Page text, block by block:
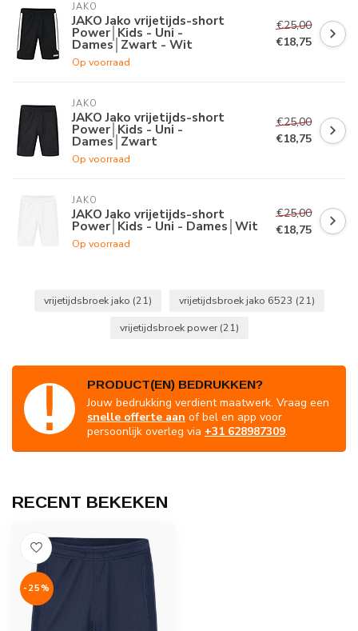
JAKO
JAKO Jako vrijetijds-short
Power│Kids - Uni -
Dames│Zwart - Wit
Op voorraad
€25,00
€18,75
JAKO
JAKO Jako vrijetijds-short
Power│Kids - Uni -
Dames│Zwart
Op voorraad
€25,00
€18,75
JAKO
JAKO Jako vrijetijds-short
Power│Kids - Uni - Dames│Wit
Op voorraad
€25,00
€18,75
vrijetijdsbroek jako (21) vrijetijdsbroek jako 6523 (21)
vrijetijdsbroek power (21)
PRODUCT(EN) BEDRUKKEN?
Jouw bedrukking verdient maatwerk. Vraag een
snelle offerte aan of bel en app voor
persoonlijk overleg via +31 628987309.
RECENT BEKEKEN
-25%